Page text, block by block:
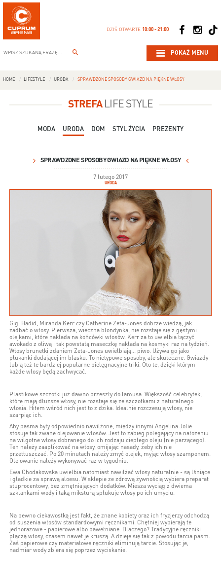
DZIŚ OTWARTE 10:00 - 21:00
POKAŻ MENU
HOME LIFESTYLE URODA SPRAWDZONE SPOSOBY GWIAZD NA PIĘKNE WŁOSY
STREFALIFE STYLE
MODA URODA DOM STYL ŻYCIA PREZENTY
SPRAWDZONE SPOSOBY GWIAZD NA PIĘKNE WŁOSY
7 lutego 2017
URODA
Gigi Hadid, Miranda Kerr czy Catherine Zeta-Jones dobrze wiedzą, jak
zadbać o włosy. Pierwsza, wieczna blondynka, nie rozstaje się z gęstymi
olejkami, które nakłada na końcówki włosów. Kerr za to uwielbia łączyć
awokado z oliwą i tak powstałą maseczkę nakłada na kosmyki raz na tydzień.
Włosy brunetki zdaniem Zeta-Jones uwielbiają... piwo. Używa go jako
płukanki dodającej im blasku. To nietypowe sposoby, ale skuteczne. Gwiazdy
lubią też te bardziej popularne pielęgnacyjne triki. Oto te, dzięki którym
każde włosy będą zachwycać.
Plastikowe szczotki już dawno przeszły do lamusa. Większość celebrytek,
które mają dłuższe włosy, nie rozstaje się ze szczotkami z naturalnego
włosia. Hitem wśród nich jest to z dzika. Idealnie rozczesują włosy, nie
szarpiąc ich.
Aby pasma były odpowiednio nawilżone, między innymi Angelina Jolie
stosuje tak zwane olejowanie włosów. Jest to zabieg polegający na nałożeniu
na wilgotne włosy dobranego do ich rodzaju ciepłego oleju (nie parzącego).
Ten należy zaaplikować na włosy, omijając nasady, żeby ich nie
przetłuszczać. Po 20 minutach należy zmyć olejek, myjąc włosy szamponem.
Olejowanie należy wykonywać raz w tygodniu.
Ewa Chodakowska uwielbia natomiast nawilżać włosy naturalnie - są lśniące
i gładkie za sprawą aloesu. W sklepie ze zdrową żywnością wybiera preparat
stuprocentowy, bez zmętniających dodatków. Miesza wyciąg z dwiema
szklankami wody i taką miksturą spłukuje włosy po ich umyciu.
Na pewno ciekawostką jest fakt, że znane kobiety oraz ich fryzjerzy odchodzą
od suszenia włosów standardowymi ręcznikami. Chętniej wybierają te
jednorazowe - papierowe albo bawełniane. Dlaczego? Tradycyjne ręczniki
plączą włosy, czasem nawet je kruszą. A dzieje się tak z powodu tarcia pasm.
Zaś papierowe czy materiałowe ręczniki eliminują tarcie. Stosując je,
nadmiar wody zbiera się poprzez wyciskanie.